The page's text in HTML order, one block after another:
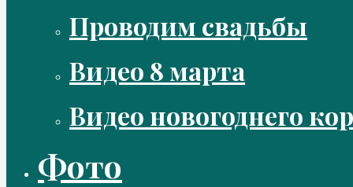
Проводим свадьбы
Видео 8 марта
Видео новогоднего
Фото